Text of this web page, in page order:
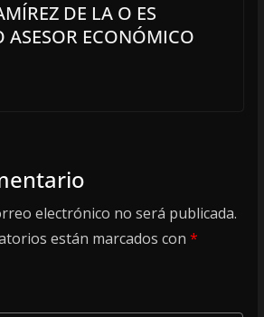
DE LA O ES
ASESOR ECONÓMICO
electrónico no será publicada.
están marcados con *